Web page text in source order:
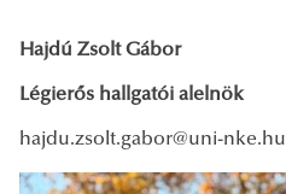
Hajdú Zsolt Gábor
Légierős hallgatói alelnök
hajdu.zsolt.gabor@uni-nke.hu